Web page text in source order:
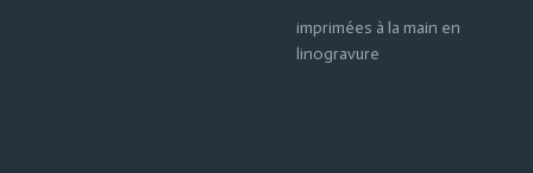
imprimées à la main en
linogravure